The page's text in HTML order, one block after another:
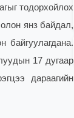
тодорхойлох
янз байдал,
байгуулагдана.
17 дугаар
дараагийн